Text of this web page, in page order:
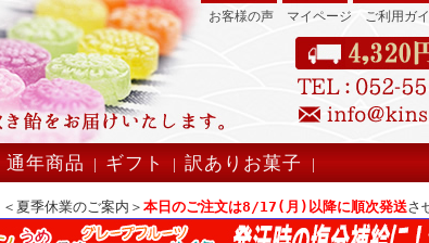
お客様の声 マイページ ご利用ガ
通年商品 | ギフト | 訳ありお菓子 |
＜夏季休業のご案内＞ 本日のご注文は8/17(月)以降に順次発送さ